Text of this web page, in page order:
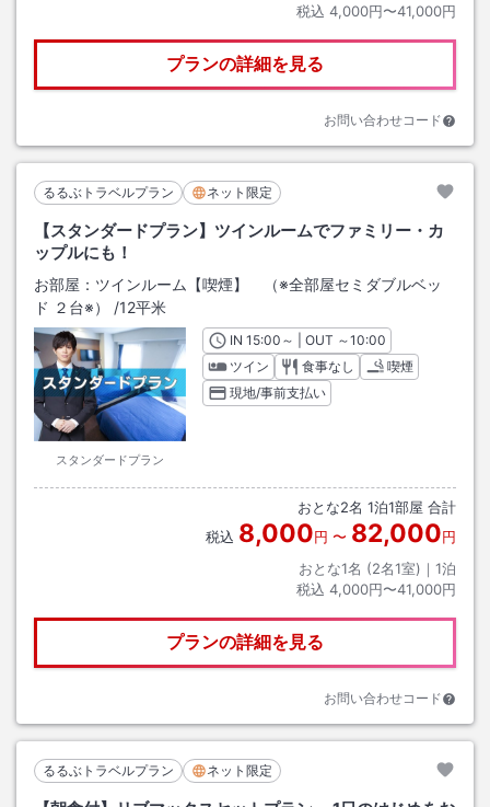
税込 4,000円〜41,000円
プランの詳細を見る
お問い合わせコード
るるぶトラベルプラン ネット限定
【スタンダードプラン】ツインルームでファミリー・カ
ップルにも！
お部屋： ツインルーム【喫煙】 （※全部屋セミダブルベッ
ド ２台※）
/12平米
スタンダードプラン
INチェックイン
15:00 ～ | OUT チェックアウト
～10:00
ツイン
食事なし
喫煙
現地/事前支払い
おとな2名 1泊1部屋 合計
税込 8,000円 〜 82,000円
おとな1名 (2名1室)｜ 1泊
税込 4,000円〜41,000円
プランの詳細を見る
お問い合わせコード
るるぶトラベルプラン ネット限定